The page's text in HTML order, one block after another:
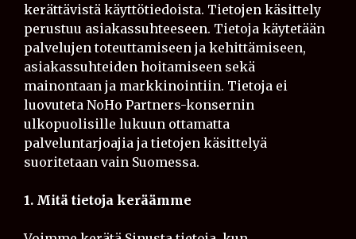
kerättävistä käyttötiedoista. Tietojen käsittely
perustuu asiakassuhteeseen. Tietoja käytetään
palvelujen toteuttamiseen ja kehittämiseen,
asiakassuhteiden hoitamiseen sekä
mainontaan ja markkinointiin. Tietoja ei
luovuteta NoHo Partners-konsernin
ulkopuolisille lukuun ottamatta
palveluntarjoajia ja tietojen käsittelyä
suoritetaan vain Suomessa.
1. Mitä tietoja keräämme